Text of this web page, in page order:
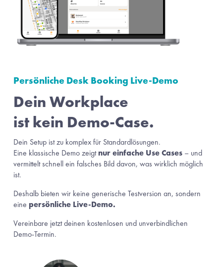
Persönliche Desk Booking Live-Demo
Dein Workplace
ist kein Demo-Case.
Dein Setup ist zu komplex für Standardlösungen.
Eine klassische Demo zeigt nur einfache Use Cases – und
vermittelt schnell ein falsches Bild davon, was wirklich möglich
ist.
Deshalb bieten wir keine generische Testversion an, sondern
eine persönliche Live-Demo.
Vereinbare jetzt deinen kostenlosen und unverbindlichen
Demo-Termin.